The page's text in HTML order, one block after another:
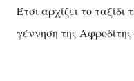
Έτσι αρχίζει το
γέννηση της